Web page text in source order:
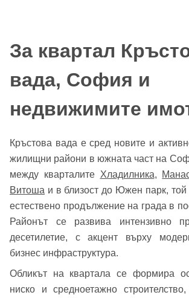
За квартал
вада, София и
недвижимите
Кръстова вада е сред новите и
жилищни райони в южната част на
между кварталите Хладилника,
Витоша и в близост до Южен парк,
естествено продължение на града в
Районът се развива интензивно
десетилетие, с акцент върху
бизнес инфраструктура.
Обликът на квартала се формира
ниско и средноетажно